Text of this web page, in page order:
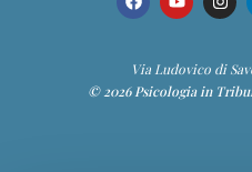
Via Ludovico di
© 2026 Psicologia in